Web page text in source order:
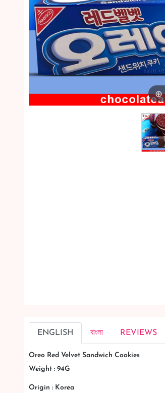
ENGLISH বাংলা REVIEWS
Oreo Red Velvet Sandwich Cookies
Weight : 94G
Origin : Korea